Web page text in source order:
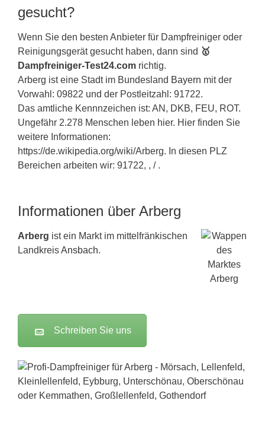
gesucht?
Wenn Sie den besten Anbieter für Dampfreiniger oder
Reinigungsgerät gesucht haben, dann sind 🥇
Dampfreiniger-Test24.com richtig.
Arberg ist eine Stadt im Bundesland Bayern mit der
Vorwahl: 09822 und der Postleitzahl: 91722.
Das amtliche Kennnzeichen ist: AN, DKB, FEU, ROT.
Ungefähr 2.278 Menschen leben hier. Hier finden Sie
weitere Informationen:
https://de.wikipedia.org/wiki/Arberg. In diesen PLZ
Bereichen arbeiten wir: 91722, , / .
Informationen über Arberg
Arberg ist ein Markt im mittelfränkischen
LandkreisAnsbach.
Schreiben Sie uns